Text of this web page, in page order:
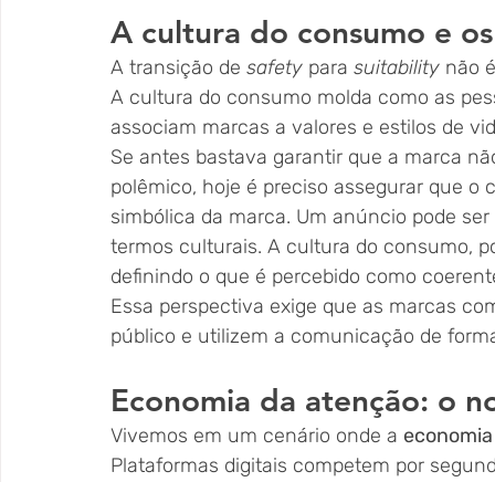
A cultura do consumo e
A transição de safety para suitability não
A cultura do consumo molda como as
associam marcas a valores e estilos de
Se antes bastava garantir que a marca
polêmico, hoje é preciso assegurar que
simbólica da marca. Um anúncio pode
termos culturais. A cultura do consumo,
definindo o que é percebido como
Essa perspectiva exige que as marcas
público e utilizem a comunicação de
Economia da atenção: o
Vivemos em um cenário onde a
Plataformas digitais competem por